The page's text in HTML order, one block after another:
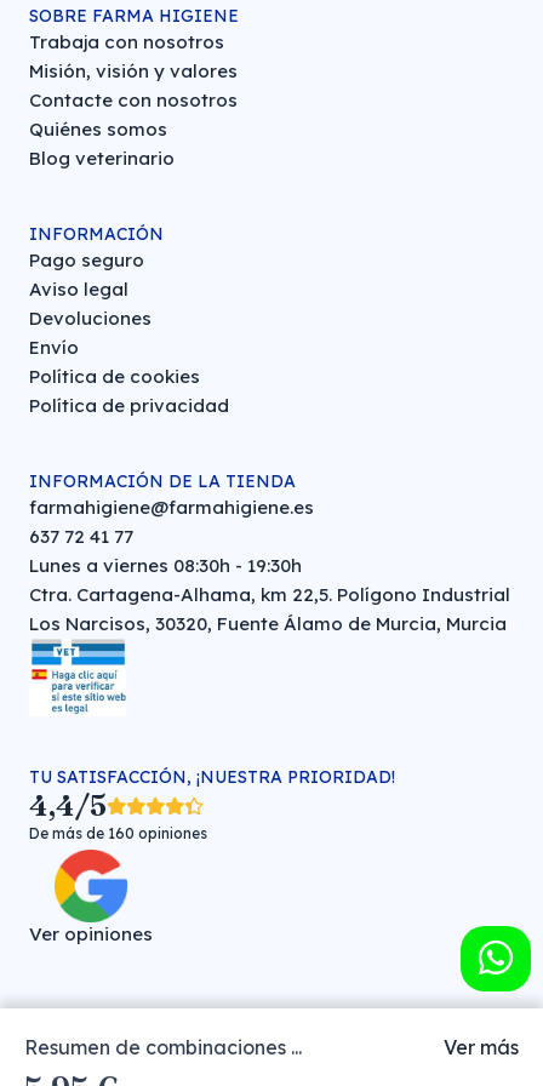
Resumen de combinaciones ... Ver más
SOBRE FARMA HIGIENE
Trabaja con nosotros
Misión, visión y valores
Contacte con nosotros
Quiénes somos
Blog veterinario
INFORMACIÓN
Pago seguro
Aviso legal
Devoluciones
Envío
Política de cookies
Política de privacidad
INFORMACIÓN DE LA TIENDA
farmahigiene@farmahigiene.es
637 72 41 77
Lunes a viernes 08:30h - 19:30h
Ctra. Cartagena-Alhama, km 22,5. Polígono Industrial
Los Narcisos, 30320, Fuente Álamo de Murcia, Murcia
TU SATISFACCIÓN, ¡NUESTRA PRIORIDAD!
4,4/5
De más de 160 opiniones
Ver opiniones
Farmacia veterinaria online © FARMA HIGIENE S.L. (CIF: B-
30706451)